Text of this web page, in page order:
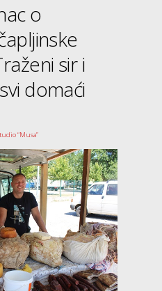
o
sir i
domaći
“Musa”